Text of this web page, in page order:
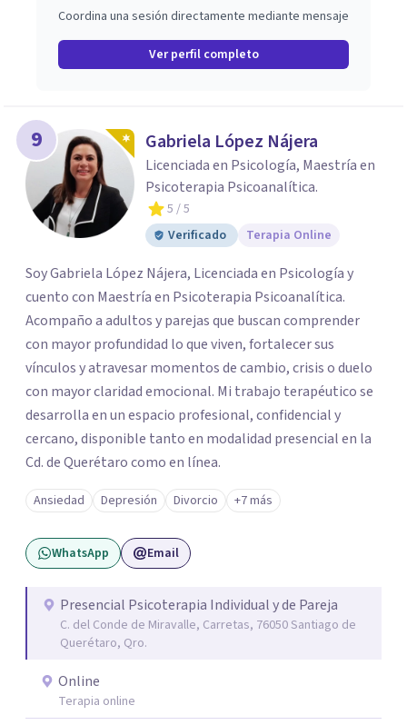
Coordina una sesión directamente mediante mensaje
Ver perfil completo
9 Gabriela López Nájera
Licenciada en Psicología, Maestría en
Psicoterapia Psicoanalítica.
5 / 5
Verificado
Terapia Online
Soy Gabriela López Nájera, Licenciada en Psicología y
cuento con Maestría en Psicoterapia Psicoanalítica.
Acompaño a adultos y parejas que buscan comprender
con mayor profundidad lo que viven, fortalecer sus
vínculos y atravesar momentos de cambio, crisis o duelo
con mayor claridad emocional. Mi trabajo terapéutico se
desarrolla en un espacio profesional, confidencial y
cercano, disponible tanto en modalidad presencial en la
Cd. de Querétaro como en línea.
Ansiedad Depresión Divorcio +7 más
WhatsApp Email
Presencial Psicoterapia Individual y de Pareja
C. del Conde de Miravalle, Carretas, 76050 Santiago de
Querétaro, Qro.
Online
Terapia online